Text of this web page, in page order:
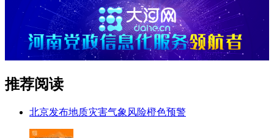
推荐阅读
北京发布地质灾害气象风险橙色预警